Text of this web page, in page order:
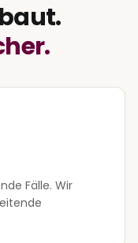
Fälle. Wir